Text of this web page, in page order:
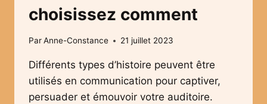
choisissez comment
ParAnne-Constance 21 juillet 2023
Différents types d’histoire peuvent être
utilisés en communication pour captiver,
persuader et émouvoir votre auditoire.